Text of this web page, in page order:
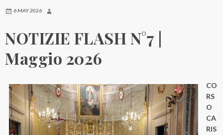
6 MAY 2026
NOTIZIE FLASH N°7 |
Maggio 2026
CO
RS
O
CA
RIS